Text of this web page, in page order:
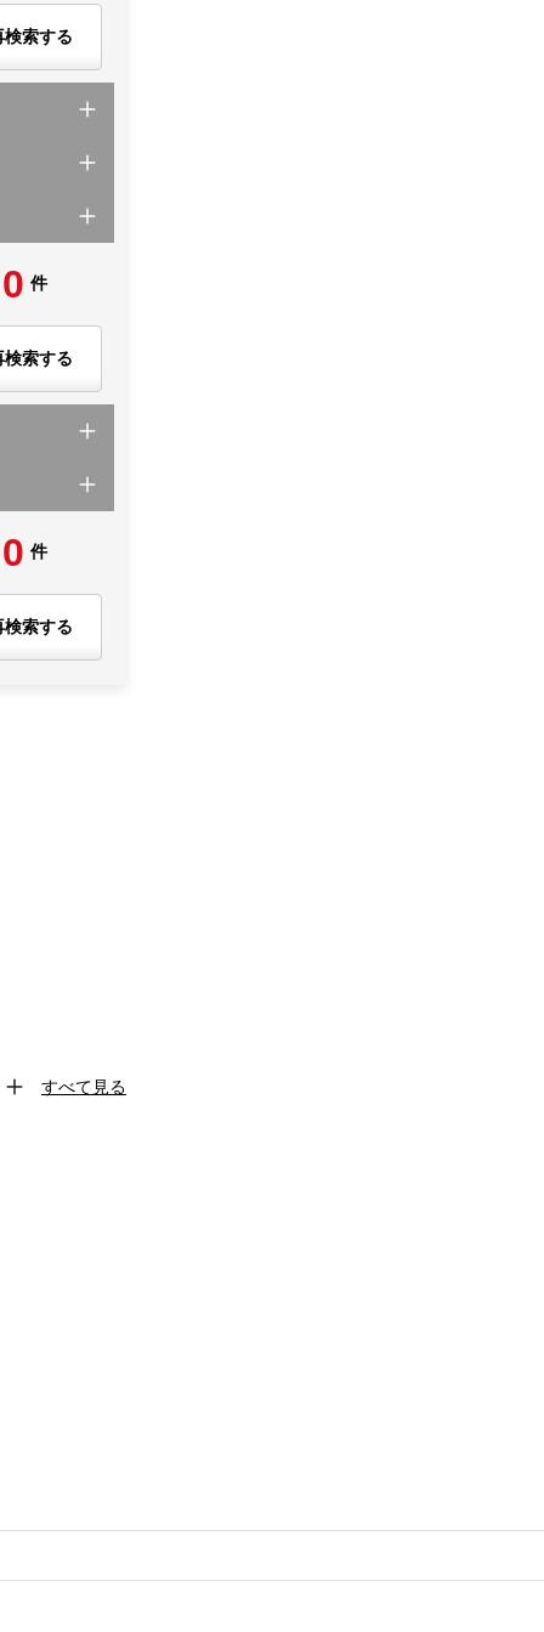
検索する
0 件
検索する
0 件
検索する
すべて見る